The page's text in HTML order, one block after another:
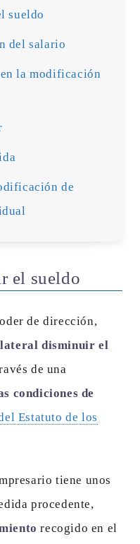
sueldo
del salario
la modificación
de
el sueldo
de dirección,
disminuir el
de una
condiciones de
Estatuto de los
tiene unos
procedente,
recogido en el